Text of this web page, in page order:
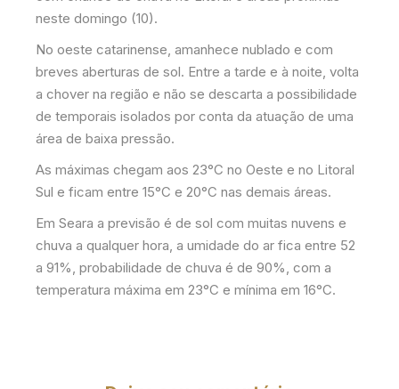
neste domingo (10).
No oeste catarinense, amanhece nublado e com
breves aberturas de sol. Entre a tarde e à noite, volta
a chover na região e não se descarta a possibilidade
de temporais isolados por conta da atuação de uma
área de baixa pressão.
As máximas chegam aos 23°C no Oeste e no Litoral
Sul e ficam entre 15°C e 20°C nas demais áreas.
Em Seara a previsão é de sol com muitas nuvens e
chuva a qualquer hora, a umidade do ar fica entre 52
a 91%, probabilidade de chuva é de 90%, com a
temperatura máxima em 23°C e mínima em 16°C.